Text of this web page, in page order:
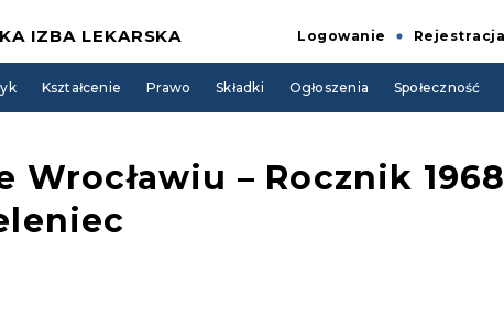
IZBA LEKARSKA Logowanie Rejestracja
Kształcenie Prawo Składki Ogłoszenia Społeczność
– Rocznik